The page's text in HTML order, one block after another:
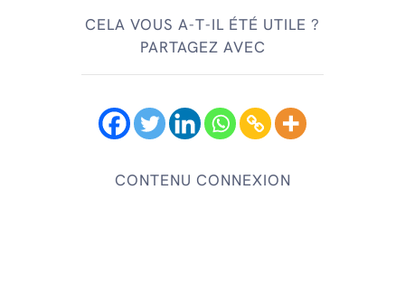
CELA VOUS A-T-IL ÉTÉ UTILE ?
PARTAGEZ AVEC
CONTENU CONNEXION